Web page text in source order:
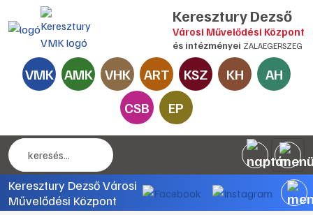
Keresztury Dezső
Városi Művelődési Központ
és intézményei ZALAEGERSZEG
VMK AMK VHK ART KSZ KH
AH
CSB
EP
Keresztury Dezső Városi
Művelődési Központ